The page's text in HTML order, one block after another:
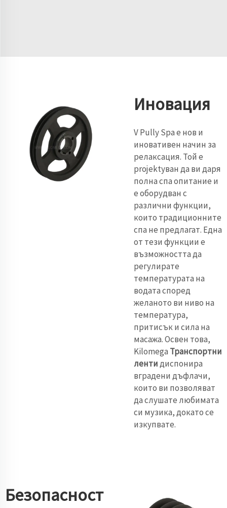
Иновация
V Pully Spa е нов и
иновативен начин за
релаксация. Той е
projektуван да ви даря
полна спа опитание и
е оборудван с
различни функции,
които традиционните
спа не предлагат. Една
от тези функции е
възможността да
регулирате
температурата на
водата според
желаното ви ниво на
температура,
притисък и сила на
масажа. Освен това,
Kilomega Транспортни
лентидиспонира
вградени дъфлачи,
които ви позволяват
да слушате любимата
си музика, докато се
изкупвате.
Безопасност